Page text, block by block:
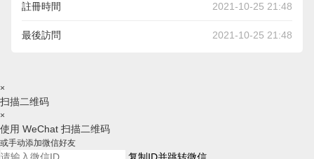
註冊時間 2021-10-25 21:48
最後訪問 2021-10-25 21:48
×
扫描二维码
×
使用 WeChat 扫描二维码
或手动添加微信好友